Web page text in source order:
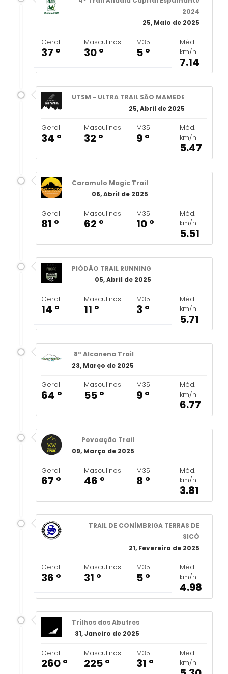
2024
25, Maio de 2025
Geral
37 º
Masculinos
30 º
M35
5 º
Méd.
km/h
7.14
UTSM - ULTRA TRAIL SÃO MAMEDE
25, Abril de 2025
Geral
34 º
Masculinos
32 º
M35
9 º
Méd.
km/h
5.47
Caramulo Magic Trail
06, Abril de 2025
Geral
81 º
Masculinos
62 º
M35
10 º
Méd.
km/h
5.51
PIÓDÃO TRAIL RUNNING
05, Abril de 2025
Geral
14 º
Masculinos
11 º
M35
3 º
Méd.
km/h
5.71
8º Alcanena Trail
23, Março de 2025
Geral
64 º
Masculinos
55 º
M35
9 º
Méd.
km/h
6.77
Povoação Trail
09, Março de 2025
Geral
67 º
Masculinos
46 º
M35
8 º
Méd.
km/h
3.81
TRAIL DE CONÍMBRIGA TERRAS DE
SICÓ
21, Fevereiro de 2025
Geral
36 º
Masculinos
31 º
M35
5 º
Méd.
km/h
4.98
Trilhos dos Abutres
31, Janeiro de 2025
Geral
260 º
Masculinos
225 º
M35
31 º
Méd.
km/h